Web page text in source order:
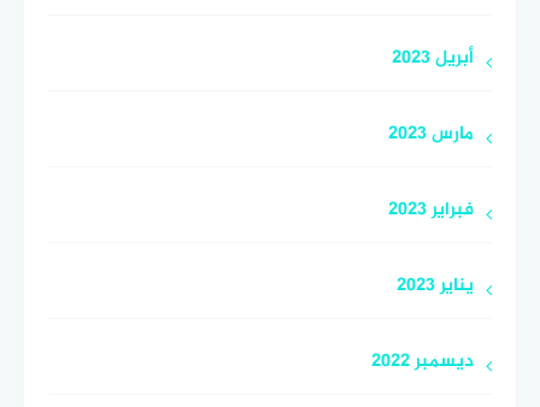
أبريل 2023
مارس 2023
فبراير 2023
يناير 2023
ديسمبر 2022